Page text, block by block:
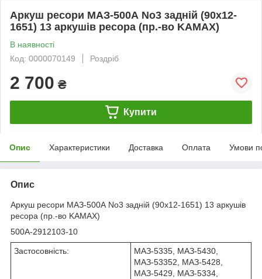
Аркуш ресори МАЗ-500А No3 задній (90х12-
1651) 13 аркушів ресора (пр.-во KAMAX)
В наявності
Код: 0000070149
Роздріб
2 700 ₴
Купити
Опис Характеристики Доставка Оплата Умови
Опис
Аркуш ресори МАЗ-500А No3 задній (90х12-1651) 13 аркушів
ресора (пр.-во KAMAX)
500A-2912103-10
Застосовність:
МАЗ-5335, МАЗ-5430,
МАЗ-53352, МАЗ-5428,
МАЗ-5429, МАЗ-5334,